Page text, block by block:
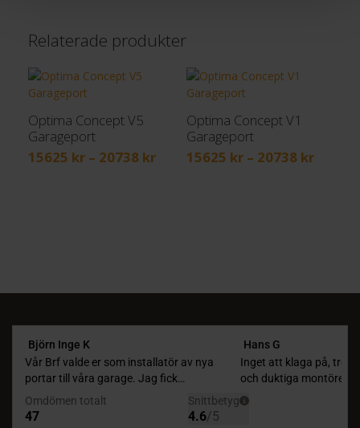
Relaterade produkter
Optima Concept V5
Garageport
15625 kr – 20738 krPrisintervall:
Optima Concept V1
Garageport
15625 kr – 20738 kr